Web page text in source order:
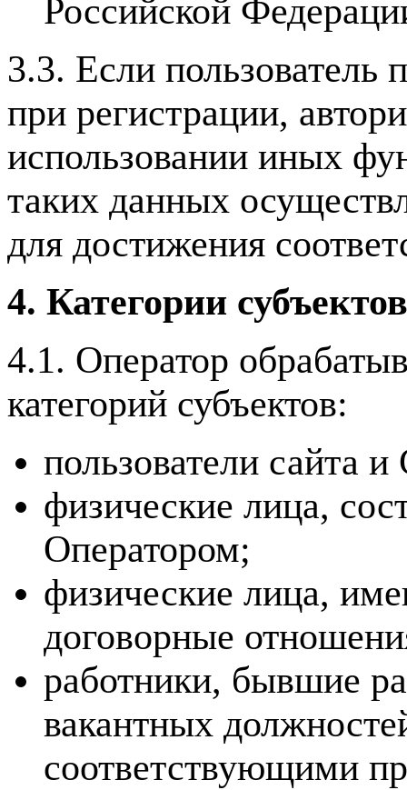
Российской
3.3. Если пользователь
при регистрации,
использовании иных
таких данных
для достижения
4. Категории
4.1. Оператор
категорий субъектов:
пользователи сайта
физические лица,
Оператором;
физические лица,
договорные
работники, бывшие
вакантных
соответствующими